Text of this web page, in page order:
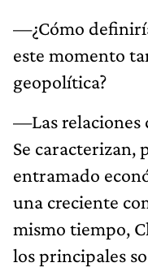
—¿Cómo
este momento
geopolítica?
—Las relaciones
Se caracterizan,
entramado
una creciente
mismo tiempo,
los principales